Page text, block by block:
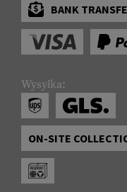
BANK
Wysyłka:
ON-SITE